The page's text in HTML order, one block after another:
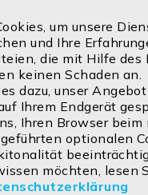
um unsere
und Ihre
die mit Hilfe
keinen Schaden an.
dazu, unser
Ihrem Endgerät
Ihren Browser
optionalen
möchten, lesen